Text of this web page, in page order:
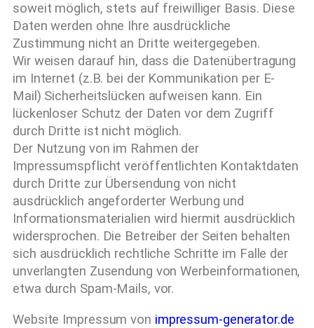
soweit möglich, stets auf freiwilliger Basis. Diese
Daten werden ohne Ihre ausdrückliche
Zustimmung nicht an Dritte weitergegeben.
Wir weisen darauf hin, dass die Datenübertragung
im Internet (z.B. bei der Kommunikation per E-
Mail) Sicherheitslücken aufweisen kann. Ein
lückenloser Schutz der Daten vor dem Zugriff
durch Dritte ist nicht möglich.
Der Nutzung von im Rahmen der
Impressumspflicht veröffentlichten Kontaktdaten
durch Dritte zur Übersendung von nicht
ausdrücklich angeforderter Werbung und
Informationsmaterialien wird hiermit ausdrücklich
widersprochen. Die Betreiber der Seiten behalten
sich ausdrücklich rechtliche Schritte im Falle der
unverlangten Zusendung von Werbeinformationen,
etwa durch Spam-Mails, vor.
Website Impressum von impressum-generator.de